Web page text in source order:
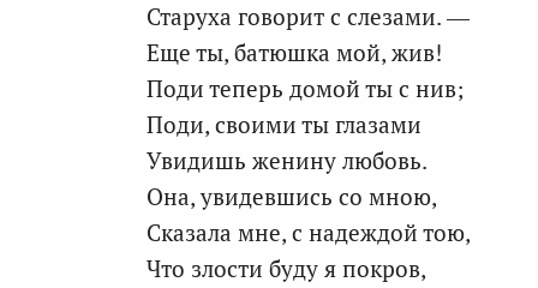
Старуха говорит с слезами. —
Еще ты, батюшка мой, жив!
Поди теперь домой ты с нив;
Поди, своими ты глазами
Увидишь женину любовь.
Она, увидевшись со мною,
Сказала мне, с надеждой тою,
Что злости буду я покров,